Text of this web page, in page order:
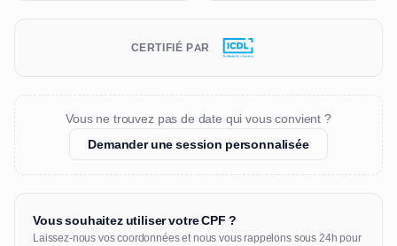
CERTIFIÉ PAR
Vous ne trouvez pas de date qui vous convient ?
Demander une session personnalisée
Vous souhaitez utiliser votre CPF ?
Laissez-nous vos coordonnées et nous vous rappelons sous 24h pour